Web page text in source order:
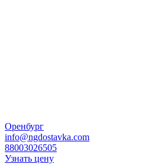
Оренбург
info@ngdostavka.com
88003026505
Узнать цену